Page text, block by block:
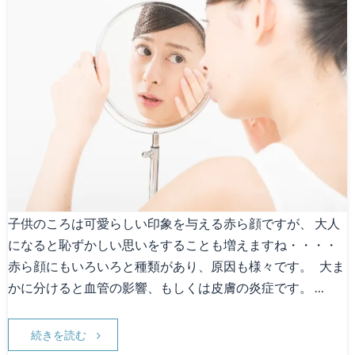
子供のころは可愛らしい印象を与える赤ら顔ですが、 大人
になると恥ずかしい思いをすることも増えますね・・・・
赤ら顔にもいろいろと種類があり、原因も様々です。 大ま
かに分けると血管の影響、もしくは皮膚の炎症です。 …
続きを読む